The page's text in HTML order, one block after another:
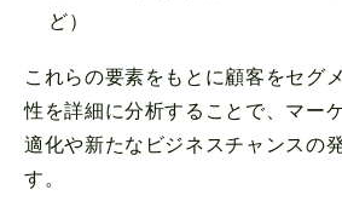
ど）
これらの要素をもとに顧客をセグ
性を詳細に分析することで、マー
適化や新たなビジネスチャンスの
す。